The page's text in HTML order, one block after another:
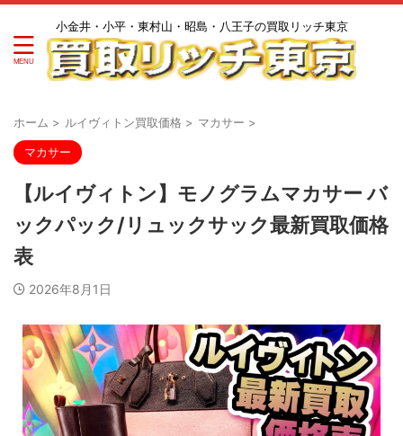
小金井・小平・東村山・昭島・八王子の買取リッチ東京
ホーム > ルイヴィトン買取価格 > マカサー >
マカサー
【ルイヴィトン】モノグラムマカサー バ
ックパック/リュックサック最新買取価格
表
2026年8月1日